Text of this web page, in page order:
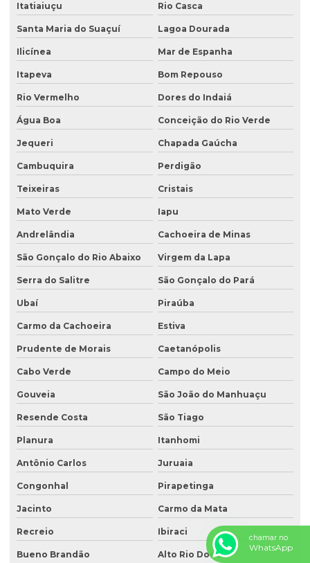
Itatiaiuçu Rio Casca
Santa Maria do Suaçuí Lagoa Dourada
Ilicínea Mar de Espanha
Itapeva Bom Repouso
Rio Vermelho Dores do Indaiá
Água Boa Conceição do Rio Verde
Jequeri Chapada Gaúcha
Cambuquira Perdigão
Teixeiras Cristais
Mato Verde Iapu
Andrelândia Cachoeira de Minas
São Gonçalo do Rio Abaixo Virgem da Lapa
Serra do Salitre São Gonçalo do Pará
Ubaí Piraúba
Carmo da Cachoeira Estiva
Prudente de Morais Caetanópolis
Cabo Verde Campo do Meio
Gouveia São João do Manhuaçu
Resende Costa São Tiago
Planura Itanhomi
Antônio Carlos Juruaia
Congonhal Pirapetinga
Jacinto Carmo da Mata
Recreio Ibiraci
Bueno Brandão Alto Rio Doce
chamar no
WhatsApp